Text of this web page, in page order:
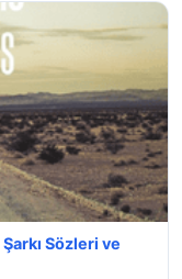
Sözleri ve